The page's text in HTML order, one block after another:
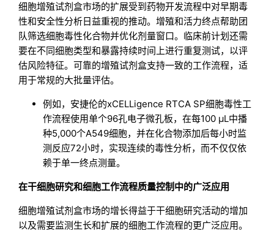
细胞增殖试剂盒市场的扩展受到药物开发流程中对早期毒
性和安全性分析日益重视的推动。增殖和活力终点帮助团
队筛选细胞毒性化合物并优化剂量窗口。临床前计划还需
要在不同细胞类型和暴露持续时间上进行重复测试，以评
估风险特征。可靠的增殖试剂盒支持一致的工作流程，适
用于常规的大批量评估。
例如，安捷伦的xCELLigence RTCA SP细胞毒性工
作流程使用单个96孔电子微孔板，在每100 µL中播
种5,000个A549细胞，并在化合物添加后每小时监
测反应72小时，实现连续的毒性分析，而不仅仅依
赖于单一终点测量。
在干细胞研究和细胞工作流程质量控制中的广泛应用
细胞增殖试剂盒市场的增长得益于干细胞研究活动的增加
以及需要监测生长和扩展的细胞工作流程的更广泛应用。